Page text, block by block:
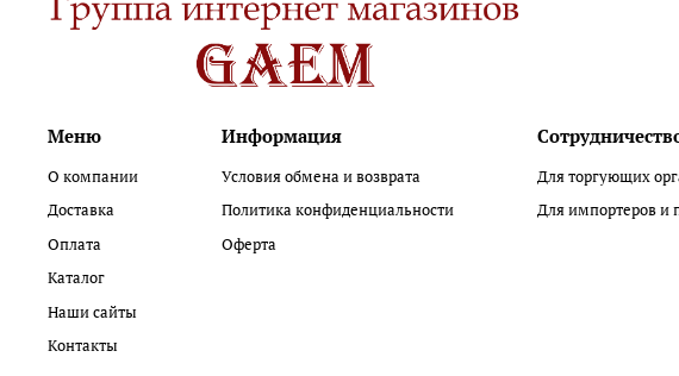
Меню
О компании
Доставка
Оплата
Каталог
Наши сайты
Контакты
Информация
Условия обмена и возврата
Политика конфиденциальности
Оферта
Для торгующих
Для импортеров и